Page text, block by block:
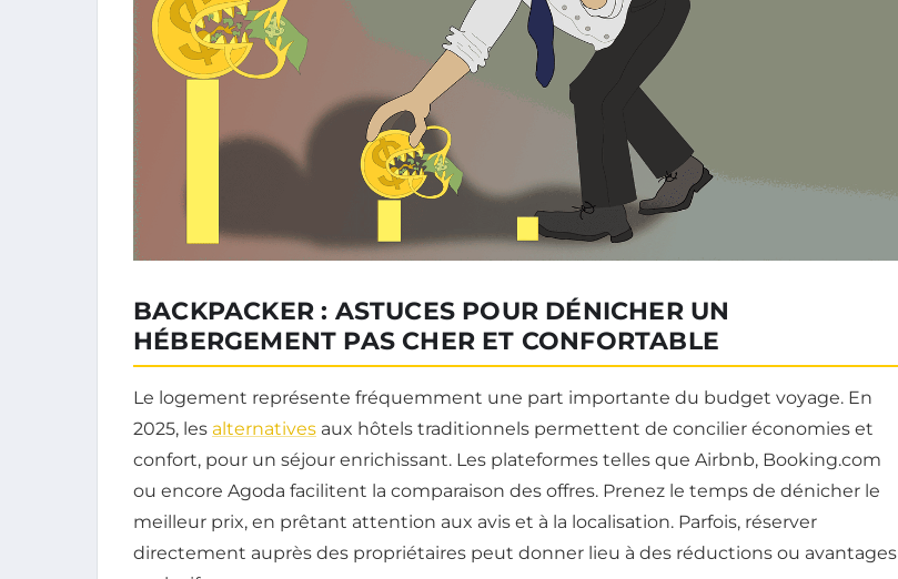
BACKPACKER : ASTUCES POUR DÉNICHER UN
HÉBERGEMENT PAS CHER ET CONFORTABLE
Le logement représente fréquemment une part importante du budget voyage. En
2025, les alternatives aux hôtels traditionnels permettent de concilier économies et
confort, pour un séjour enrichissant. Les plateformes telles que Airbnb, Booking.com
ou encore Agoda facilitent la comparaison des offres. Prenez le temps de dénicher le
meilleur prix, en prêtant attention aux avis et à la localisation. Parfois, réserver
directement auprès des propriétaires peut donner lieu à des réductions ou avantages